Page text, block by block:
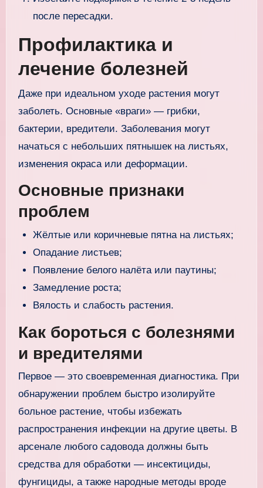
после пересадки.
Профилактика и
лечение болезней
Даже при идеальном уходе растения могут
заболеть. Основные «враги» — грибки,
бактерии, вредители. Заболевания могут
начаться с небольших пятнышек на листьях,
изменения окраса или деформации.
Основные признаки
проблем
Жёлтые или коричневые пятна на листьях;
Опадание листьев;
Появление белого налёта или паутины;
Замедление роста;
Вялость и слабость растения.
Как бороться с болезнями
и вредителями
Первое — это своевременная диагностика. При
обнаружении проблем быстро изолируйте
больное растение, чтобы избежать
распространения инфекции на другие цветы. В
арсенале любого садовода должны быть
средства для обработки — инсектициды,
фунгициды, а также народные методы вроде